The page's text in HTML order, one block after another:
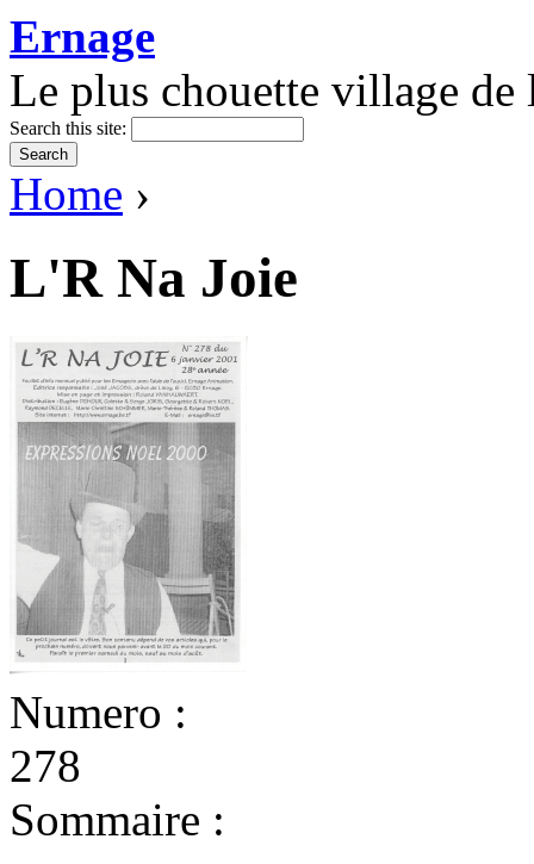
Ernage
Le plus chouette village de
Search this site:
Home ›
L'R Na Joie
Numero :
278
Sommaire :